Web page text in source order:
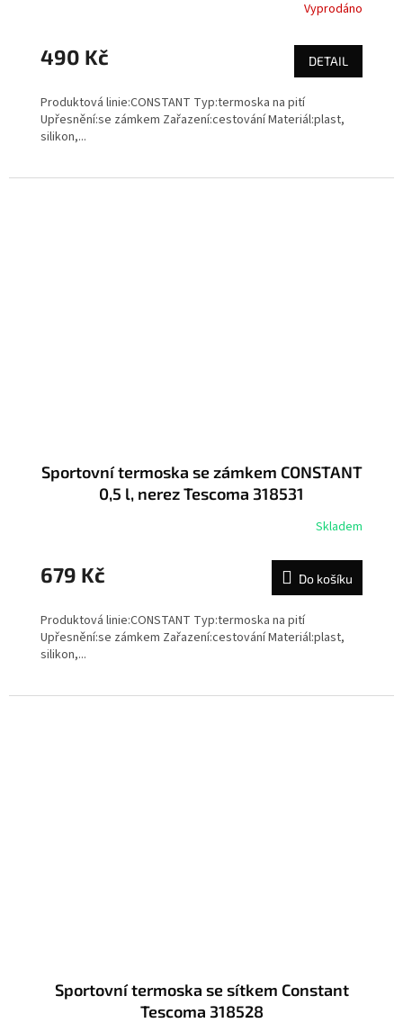
Vyprodáno
490 Kč DETAIL
Produktová linie:CONSTANT Typ:termoska na pití
Upřesnění:se zámkem Zařazení:cestování Materiál:plast,
silikon,...
Sportovní termoska se zámkem CONSTANT
0,5 l, nerez Tescoma 318531
Skladem
679 Kč Do košíku
Produktová linie:CONSTANT Typ:termoska na pití
Upřesnění:se zámkem Zařazení:cestování Materiál:plast,
silikon,...
Sportovní termoska se sítkem Constant
Tescoma 318528